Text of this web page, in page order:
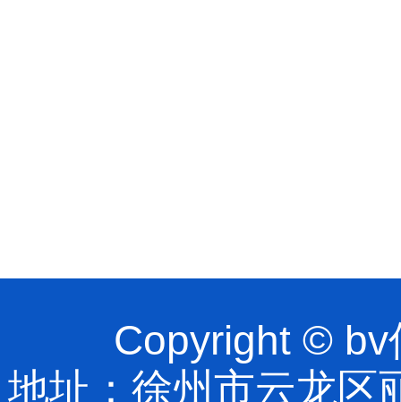
Copyright ©️ bv
地址：徐州市云龙区